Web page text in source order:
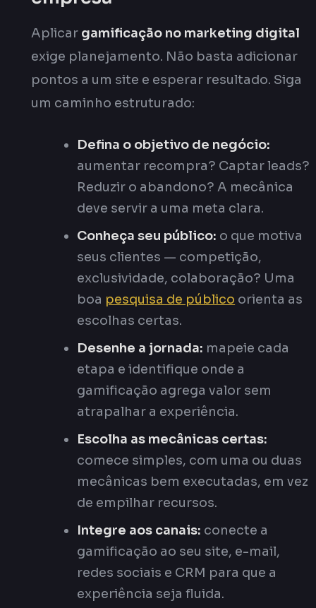
Aplicar gamificação no marketing digital
exige planejamento. Não basta adicionar
pontos a um site e esperar resultado. Siga
um caminho estruturado:
Defina o objetivo de negócio:
aumentar recompra? Captar leads?
Reduzir o abandono? A mecânica
deve servir a uma meta clara.
Conheça seu público: o que motiva
seus clientes — competição,
exclusividade, colaboração? Uma
boa pesquisa de público orienta as
escolhas certas.
Desenhe a jornada: mapeie cada
etapa e identifique onde a
gamificação agrega valor sem
atrapalhar a experiência.
Escolha as mecânicas certas:
comece simples, com uma ou duas
mecânicas bem executadas, em vez
de empilhar recursos.
Integre aos canais: conecte a
gamificação ao seu site, e-mail,
redes sociais e CRM para que a
experiência seja fluida.